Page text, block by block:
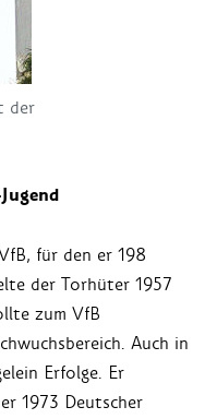
der
für den er 198
der Torhüter 1957
zum VfB
Auch in
Erfolge. Er
1973 Deutscher